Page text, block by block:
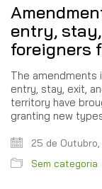
entry,
foreigners
The amendments
entry, stay, exit,
territory have
granting new
25 de
Sem categoria